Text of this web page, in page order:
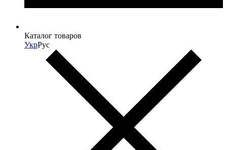
Каталог товаров
УкрРус